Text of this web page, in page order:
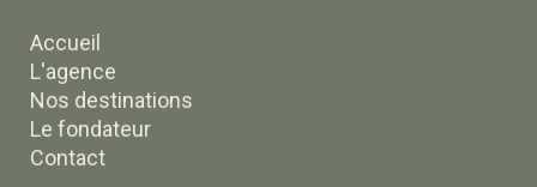
Accueil
L'agence
Nos destinations
Le fondateur
Contact